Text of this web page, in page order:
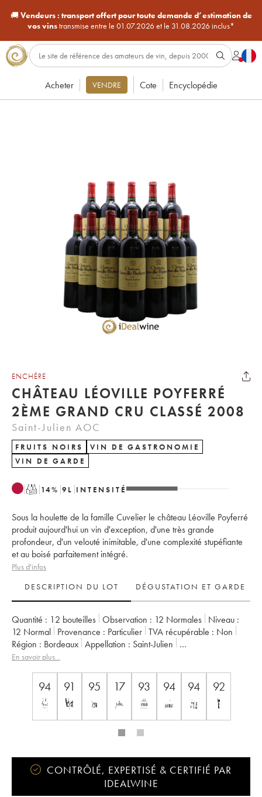
🚚Vendeurs : transport offert pour toute demande d’estimation de
vos vinstransmise entre le 01.07.2026 et le 31.08.2026 inclus*
Acheter VENDRE Cote Encyclopédie
ENCHÈRE
CHÂTEAU LÉOVILLE POYFERRÉ
2ÈME GRAND CRU CLASSÉ 2008
Saint-Julien AOC
FRUITS NOIRS
VIN DE GASTRONOMIE
VIN DE GARDE
T 14% 9 L INTENSITÉ
Sous la houlette de la famille Cuvelier le château Léoville Poyferré
produit aujourd'hui un vin d'exception, d'une très grande
profondeur, d'un velouté inimitable, d'une complexité stupéfiante
et au boisé parfaitement intégré.
Plus d'infos
DESCRIPTION DU LOT
DÉGUSTATION ET GARDE
Quantité : 12 bouteilles Observation : 12 Normales
Niveau :
12 Normal Provenance : particulier TVA récupérable :
non
Région :
Bordeaux Appellation :
Saint-Julien
Classement :
En savoir plus...
94 91 95 17 93 94 94 92
CONTRÔLÉ, EXPERTISÉ & CERTIFIÉ PAR
IDEALWINE